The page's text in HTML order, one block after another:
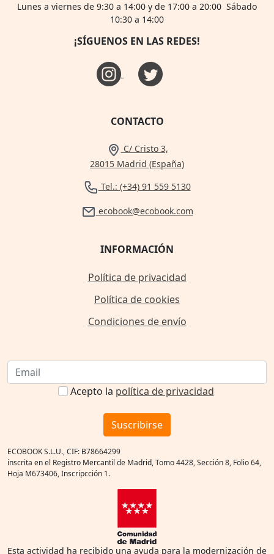
Lunes a viernes de 9:30 a 14:00 y de 17:00 a 20:00 Sábado
10:30 a 14:00
¡SÍGUENOS EN LAS REDES!
CONTACTO
C/ Cristo 3,
28015 Madrid (España)
Tel.: (+34) 91 559 5130
ecobook@ecobook.com
INFORMACIÓN
Política de privacidad
Política de cookies
Condiciones de envío
Acepto la política de privacidad
Suscribirse
ECOBOOK S.L.U., CIF: B78664299
inscrita en el Registro Mercantil de Madrid, Tomo 4428, Sección 8, Folio 64,
Hoja M673406, Inscripcción 1.
Esta actividad ha recibido una ayuda para la modernización de